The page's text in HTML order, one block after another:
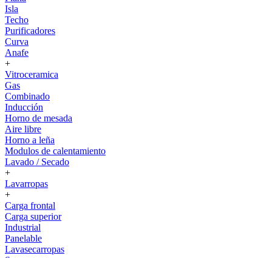
Isla
Techo
Purificadores
Curva
Anafe
+
Vitroceramica
Gas
Combinado
Inducción
Horno de mesada
Aire libre
Horno a leña
Modulos de calentamiento
Lavado / Secado
+
Lavarropas
+
Carga frontal
Carga superior
Industrial
Panelable
Lavasecarropas